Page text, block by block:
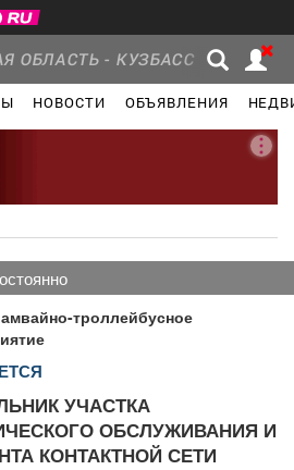
ОБЛАСТЬ - КУЗБАСС
НОВОСТИ ОБЪЯВЛЕНИЯ
Новости
постоянно
троллейбусное
УЧАСТКА
ОБСЛУЖИВАНИЯ И
КОНТАКТНОЙ СЕТИ